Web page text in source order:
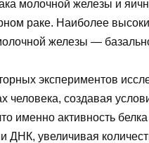
молочной железы и
раке. Наиболее
железы —
экспериментов
человека, создавая
именно активность
ДНК, увеличивая